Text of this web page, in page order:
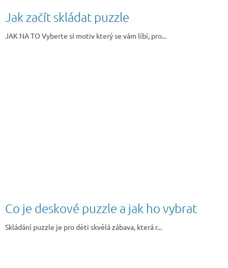
Jak začít skládat puzzle
JAK NA TO Vyberte si motiv který se vám líbí, pro...
Co je deskové puzzle a jak ho vybrat
Skládání puzzle je pro děti skvělá zábava, která r...